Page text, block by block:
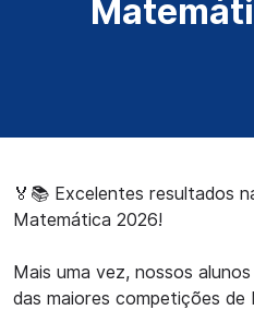
🏅📚 Excelentes resultados
Matemática 2026!
Mais uma vez, nossos
das maiores competições